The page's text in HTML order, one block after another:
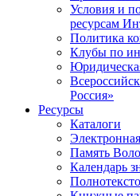
Условия и
ресурсам
Политика
Клубы по
Россия»
Ресурсы
Каталоги
Память
Календарь